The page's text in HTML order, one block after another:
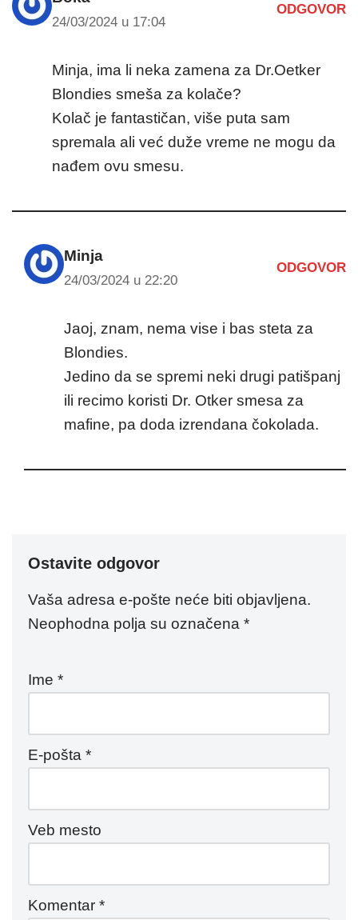
24/03/2024 u 17:04
ODGOVOR
Minja, ima li neka zamena za Dr.Oetker
Blondies smeša za kolače?
Kolač je fantastičan, više puta sam
spremala ali već duže vreme ne mogu da
nađem ovu smesu.
Minja
24/03/2024 u 22:20
ODGOVOR
Jaoj, znam, nema vise i bas steta za
Blondies.
Jedino da se spremi neki drugi patišpanj
ili recimo koristi Dr. Otker smesa za
mafine, pa doda izrendana čokolada.
Ostavite odgovor
Vaša adresa e-pošte neće biti objavljena.
Neophodna polja su označena *
Ime *
E-pošta *
Veb mesto
Komentar *